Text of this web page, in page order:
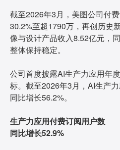
截至2026年3月，美图公司付
30.2%至超1790万，再创历史
像与设计产品收入8.52亿元，
整体保持稳定。
公司首度披露AI生产力应用年
标。截至2026年3月，AI生产
同比增长56.2%。
生产力应用付费订阅用户数
同比增长52.9%